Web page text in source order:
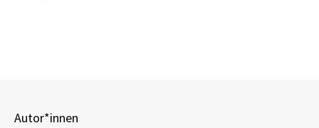
Autor*innen